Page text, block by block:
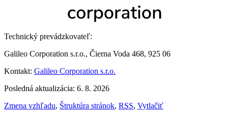
Technický prevádzkovateľ:
Galileo Corporation s.r.o., Čierna Voda 468, 925 06
Kontakt: Galileo Corporation s.r.o.
Posledná aktualizácia: 6. 8. 2026
Zmena vzhľadu, Štruktúra stránok, RSS, Vytlačiť